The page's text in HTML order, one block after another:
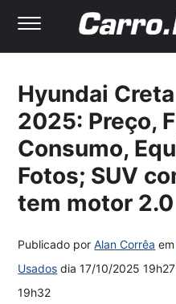
Hyundai
2025: Preço,
Consumo,
Fotos; SUV
tem motor 2.0
Publicado porAlan Corrêa em
Usados dia17/10/2025 19h27
19h32